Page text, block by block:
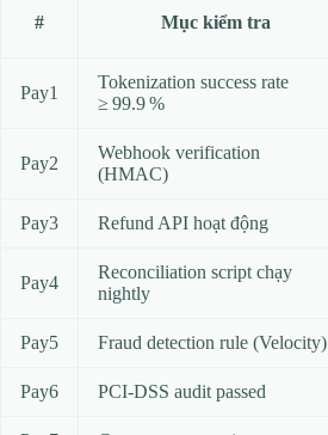
# Mục kiểm tra
Pay1
Tokenization success rate
≥ 99.9 %
Pay2
Webhook verification
(HMAC)
Pay3 Refund API hoạt động
Pay4
Reconciliation script chạy
nightly
Pay5 Fraud detection rule (Velocity)
Pay6 PCI‑DSS audit passed